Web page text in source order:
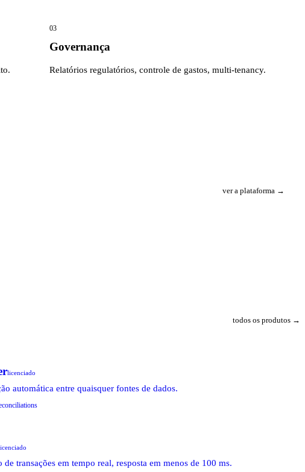
03
Governança
Relatórios regulatórios, controle de gastos, multi-tenancy.
ver a plataforma →
todos os produtos →
licenciado
automática entre quaisquer fontes de dados.
de transações em tempo real, resposta em menos de 100 ms.